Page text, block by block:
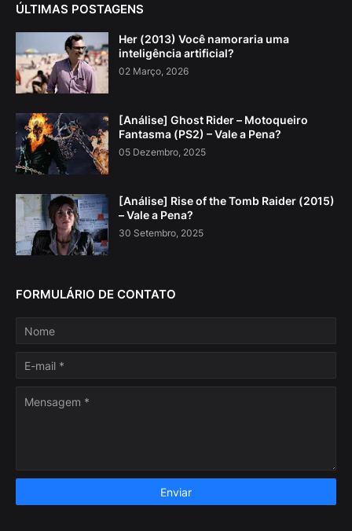
ÚLTIMAS POSTAGENS
Her (2013) Você namoraria uma
inteligência artificial?
02 Março, 2026
[Análise] Ghost Rider – Motoqueiro
Fantasma (PS2) – Vale a Pena?
05 Dezembro, 2025
[Análise] Rise of the Tomb Raider (2015)
– Vale a Pena?
30 Setembro, 2025
FORMULÁRIO DE CONTATO